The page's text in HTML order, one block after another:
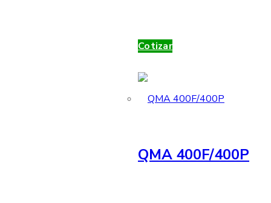
Cotizar
QMA 400F/400P